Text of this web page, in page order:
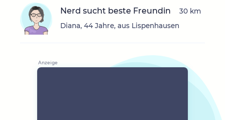
Nerd sucht beste Freundin
Diana, 44 Jahre, aus Lispenhausen
30 km